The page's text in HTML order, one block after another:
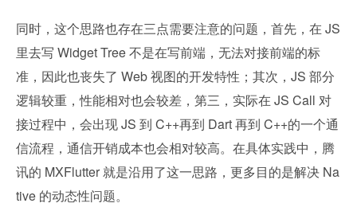
同时，这个思路也存在三点需要注意的问题，首先，在 JS
里去写 Widget Tree 不是在写前端，无法对接前端的标
准，因此也丧失了 Web 视图的开发特性；其次，JS 部分
逻辑较重，性能相对也会较差，第三，实际在 JS Call 对
接过程中，会出现 JS 到 C++再到 Dart 再到 C++的一个通
信流程，通信开销成本也会相对较高。在具体实践中，腾
讯的 MXFlutter 就是沿用了这一思路，更多目的是解决 Na
tive 的动态性问题。